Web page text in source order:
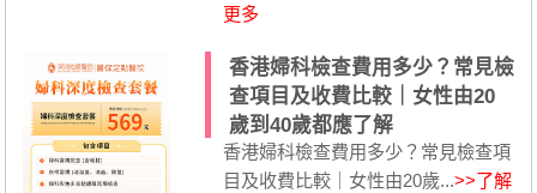
更多
香港婦科檢查費用多少？常見檢
查項目及收費比較｜女性由20
歲到40歲都應了解
香港婦科檢查費用多少？常見檢查項
目及收費比較｜女性由20歲...>>了解